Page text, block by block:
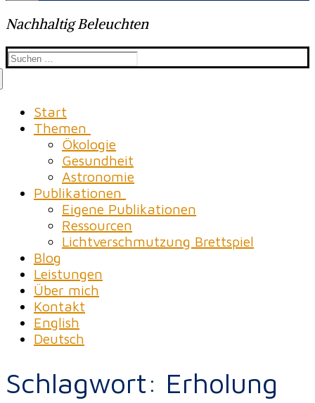
Nachhaltig Beleuchten
Suchen
nach:
Start
Themen
Ökologie
Gesundheit
Astronomie
Publikationen
Eigene Publikationen
Ressourcen
Lichtverschmutzung Brettspiel
Blog
Leistungen
Über mich
Kontakt
English
Deutsch
Schlagwort: Erholung